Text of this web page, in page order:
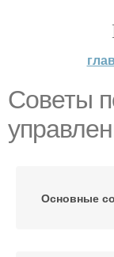
Советы
Основные